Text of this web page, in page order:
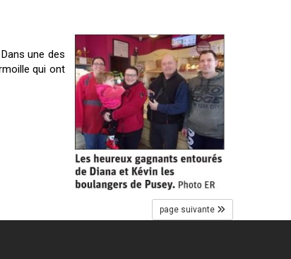
une des
qui ont
page suivante